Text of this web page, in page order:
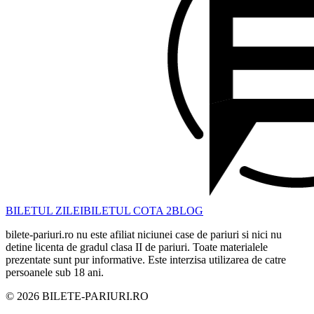
BILETUL ZILEIBILETUL COTA 2BLOG
bilete-pariuri.ro nu este afiliat niciunei case de pariuri si nici nu
detine licenta de gradul clasa II de pariuri. Toate materialele
prezentate sunt pur informative. Este interzisa utilizarea de catre
persoanele sub 18 ani.
© 2026 BILETE-PARIURI.RO